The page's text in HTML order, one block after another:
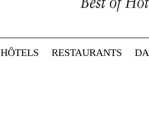
HÔTELS RESTAURANTS